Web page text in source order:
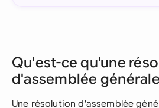
Qu'est-ce qu'une
d'assemblée
Une résolution d'assemblée